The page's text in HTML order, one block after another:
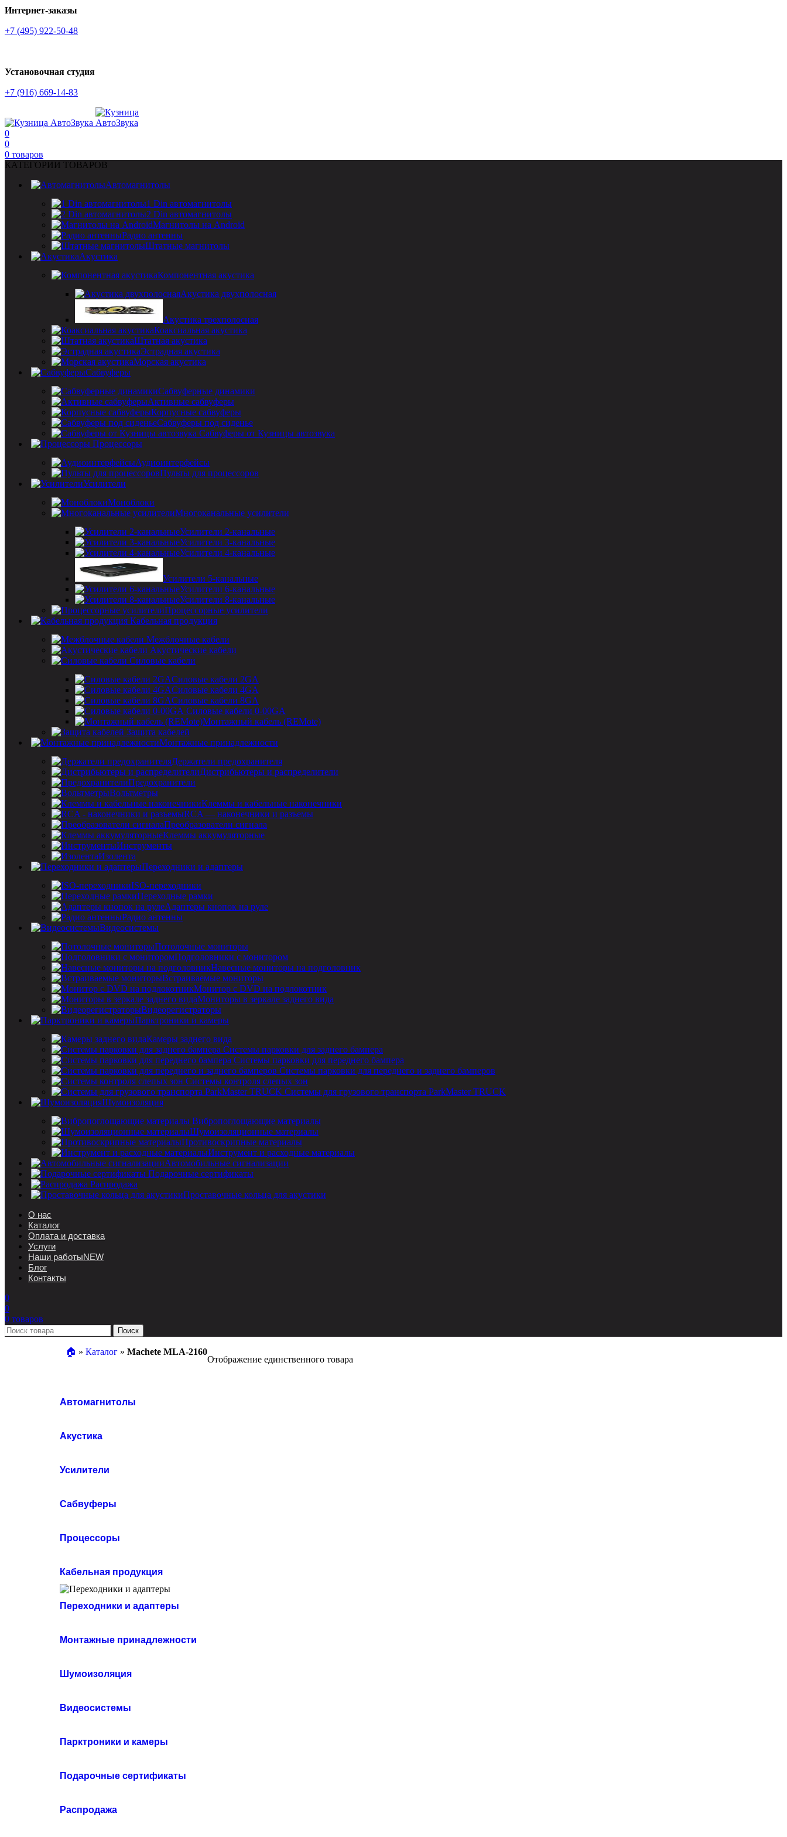
Интернет-заказы
+7 (495) 922-50-48
Установочная студия
+7 (916) 669-14-83
0
0
0 товаров
КАТЕГОРИИ ТОВАРОВ
Автомагнитолы
1 Din автомагнитолы
2 Din автомагнитолы
Магнитолы на Android
Радио антенны
Штатные магнитолы
Акустика
Компонентная акустика
Акустика двухполосная
Акустика трехполосная
Коаксиальная акустика
Штатная акустика
Эстрадная акустика
Морская акустика
Сабвуферы
Сабвуферные динамики
Активные сабвуферы
Корпусные сабвуферы
Сабвуферы под сиденье
Сабвуферы от Кузницы автозвука
Процессоры
Аудиоинтерфейсы
Пульты для процессоров
Усилители
Моноблоки
Многоканальные усилители
Усилители 2-канальные
Усилители 3-канальные
Усилители 4-канальные
Усилители 5-канальные
Усилители 6-канальные
Усилители 8-канальные
Процессорные усилители
Кабельная продукция
Межблочные кабели
Акустические кабели
Силовые кабели
Силовые кабели 2GA
Силовые кабели 4GA
Силовые кабели 8GA
Силовые кабели 0-00GA
Монтажный кабель (REMote)
Защита кабелей
Монтажные принадлежности
Держатели предохранителя
Дистрибьютеры и распределители
Предохранители
Вольтметры
Клеммы и кабельные наконечники
RCA — наконечники и разъемы
Преобразователи сигнала
Клеммы аккумуляторные
Инструменты
Изолента
Переходники и адаптеры
ISO-переходники
Переходные рамки
Адаптеры кнопок на руле
Радио антенны
Видеосистемы
Потолочные мониторы
Подголовники с монитором
Навесные мониторы на подголовник
Встраиваемые мониторы
Монитор с DVD на подлокотник
Мониторы в зеркале заднего вида
Видеорегистраторы
Парктроники и камеры
Камеры заднего вида
Системы парковки для заднего бампера
Системы парковки для переднего бампера
Системы парковки для переднего и заднего бамперов
Системы контроля слепых зон
Системы для грузового транспорта ParkMaster TRUCK
Шумоизоляция
Вибропоглощающие материалы
Шумоизоляционные материалы
Противоскрипные материалы
Инструмент и расходные материалы
Автомобильные сигнализации
Подарочные сертификаты
Распродажа
Проставочные кольца для акустики
О нас
Каталог
Оплата и доставка
Услуги
Наши работыNEW
Блог
Контакты
0
0
0 товаров
Поиск
🏠︎ » Каталог » Machete MLA-2160
Отображение единственного товара
Автомагнитолы
Акустика
Усилители
Сабвуферы
Процессоры
Кабельная продукция
Переходники и адаптеры
Монтажные принадлежности
Шумоизоляция
Видеосистемы
Парктроники и камеры
Подарочные сертификаты
Распродажа